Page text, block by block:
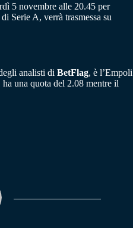
5 novembre alle 20.45 per
Serie A, verrà trasmessa su
analisti di BetFlag, è l’Empoli
una quota del 2.08 mentre il